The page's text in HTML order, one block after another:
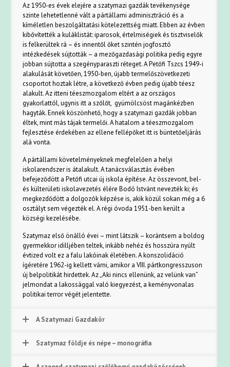
Az 1950-es évek elejére a szatymazi gazdák tevékenysége
szinte lehetetlenné vált a pártállami adminisztráció és a
kíméletlen beszolgáltatási kötelezettség miatt. Ebben az évben
kibővítették a kuláklistát: iparosok, értelmiségiek és tisztviselők
is felkerültek rá – és innentől őket szintén jogfosztó
intézkedések sújtották – a mezőgazdasági politika pedig egyre
jobban sújtotta a szegényparaszti réteget. A Petőfi Tszcs 1949-i
alakulását követően, 1950-ben, újabb termelőszövetkezeti
csoportot hoztak létre, a következő évben pedig újabb téesz
alakult. Az itteni téeszmozgalom eltért a az országos
gyakorlattól, ugynis itt a szőlőt, gyümölcsöst magánkézben
hagyták. Ennek köszönhető, hogy a szatymazi gazdák jobban
éltek, mint más tájak termelői. A hatalom a téeszmozgalom
fejlesztése érdekében az ellene fellépőket itt is büntetőeljárás
alá vonta.
A pártállami követelményeknek megfelelően a helyi
iskolarendszer is átalakult. A tanácsválasztás évében
befejeződött a Petőfi utcai új iskola építése. Az összevont, bel-
és külterületi iskolavezetés élére Bodó Istvánt nevezték ki; és
megkezdődött a dolgozók képzése is, akik közül sokan még a 6
osztályt sem végezték el. A régi óvoda 1951-ben került a
községi kezelésébe.
Szatymaz első önálló évei – mint látszik – korántsem a boldog
gyermekkor idilljében teltek, inkább nehéz és hosszúra nyúlt
évtized volt ez a falu lakóinak életében. A konszolidáció
ígéretére 1962-ig kellett várni, amikor a VIII. pártkongresszuson
új belpolitikát hirdettek. Az „Aki nincs ellenünk, az velünk van”
jelmondat a lakossággal való kiegyezést, a keményvonalas
politikai terror végét jelentette.
A Szatymazi Gazdakör
Szatymaz földje és népe – monográfia